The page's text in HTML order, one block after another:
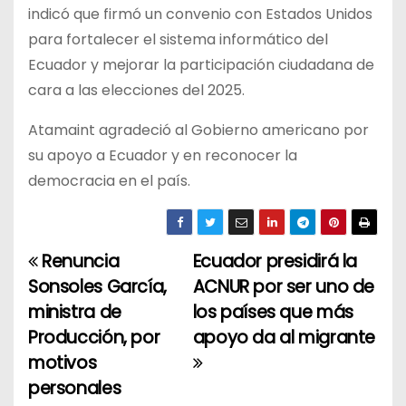
indicó que firmó un convenio con Estados Unidos
para fortalecer el sistema informático del
Ecuador y mejorar la participación ciudadana de
cara a las elecciones del 2025.
Atamaint agradeció al Gobierno americano por
su apoyo a Ecuador y en reconocer la
democracia en el país.
N
a
v
e
Ecuador presidirá la
ACNUR por ser uno de
los países que más
apoyo da al migrante
Renuncia
Sonsoles García,
ministra de
Producción, por
motivos
personales